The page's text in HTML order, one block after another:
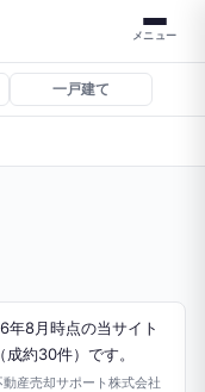
メニュー
一戸建て
年8月時点の当サイト
約30件）です。
産売却サポート株式会社